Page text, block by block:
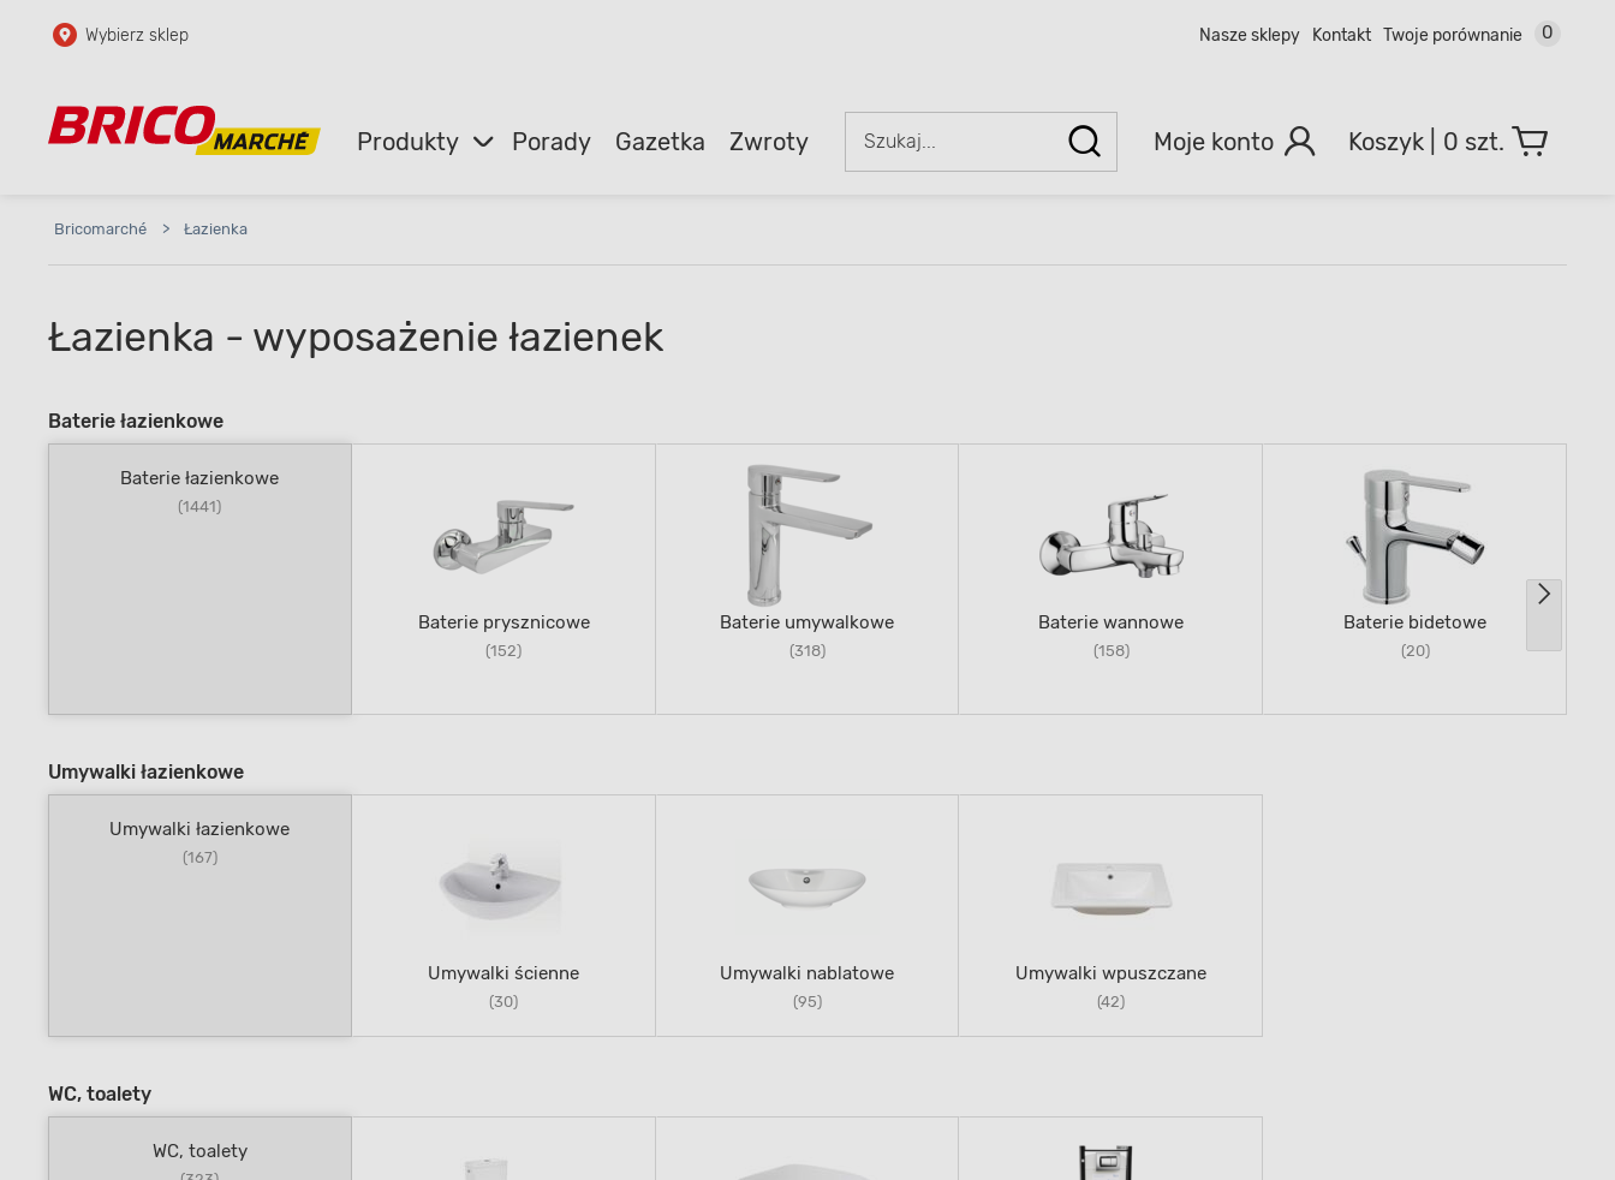
Przejdź do głównej zawartości
Przejdź do wyszukiwarki
Wybierz sklep Nasze sklepy Kontakt Twoje porównanie 0
Produkty Porady Gazetka Zwroty Moje konto 0 szt.
Bricomarché > Łazienka
Łazienka - wyposażenie łazienek
Baterie łazienkowe
Baterie łazienkowe
(1441)
Baterie prysznicowe
(152)
Baterie umywalkowe
(318)
Baterie wannowe
(158)
Baterie bidetowe
(20)
Umywalki łazienkowe
Umywalki łazienkowe
(167)
Umywalki ścienne
(30)
Umywalki nablatowe
(95)
Umywalki wpuszczane
(42)
WC, toalety
WC, toalety